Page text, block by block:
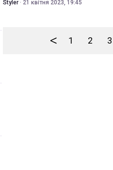
Styler · 21 квітня 2023, 19:45
< 1 2 3